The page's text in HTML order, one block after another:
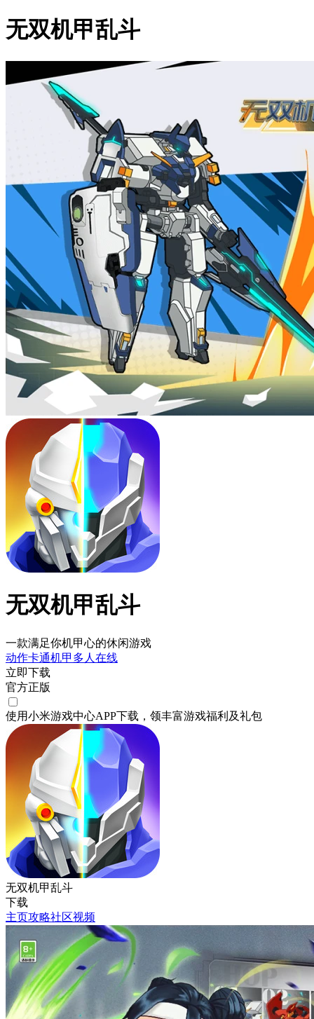
无双机甲乱斗
无双机甲乱斗
一款满足你机甲心的休闲游戏
动作卡通机甲 多人在线
立即下载
官方正版
使用小米游戏中心APP下载 ，领丰富游戏福利 及礼包
无双机甲乱斗
下载
主页攻略社区视频